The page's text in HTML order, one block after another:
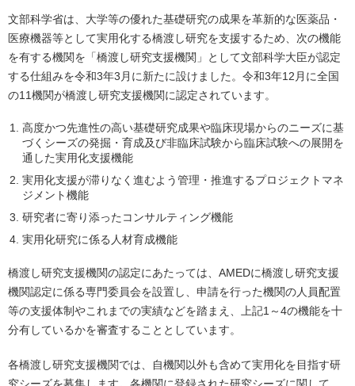
文部科学省は、大学等の優れた基礎研究の成果を革新的な医薬品・
医療機器等として実用化する橋渡し研究を支援するため、次の機能
を有する機関を「橋渡し研究支援機関」として文部科学大臣が認定
する仕組みを令和3年3月に新たに設けました。令和3年12月に全国
の11機関が橋渡し研究支援機関に認定されています。
高度かつ先進性の高い基礎研究成果や臨床現場からのニーズに基
づくシーズの発掘・育成及び非臨床試験から臨床試験への展開を
通した実用化支援機能
実用化支援が滞りなく進むよう管理・推進するプロジェクトマネ
ジメント機能
研究者に寄り添ったコンサルティング機能
実用化研究に係る人材育成機能
橋渡し研究支援機関の認定にあたっては、AMEDに橋渡し研究支援
機関認定に係る専門委員会を設置し、申請を行った機関の人員配置
等の支援体制やこれまでの実績などを踏まえ、上記1～4の機能を十
分有しているかを審査することとしています。
各橋渡し研究支援機関では、自機関以外も含めて実用化を目指す研